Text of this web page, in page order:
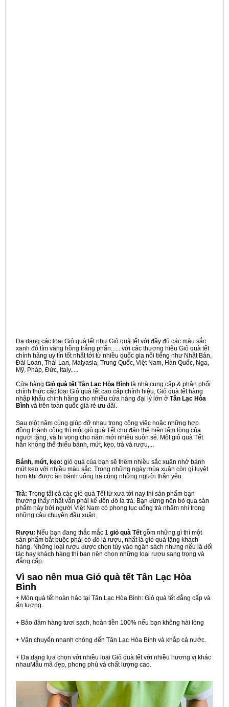
Đa dạng các loại Giỏ quà tết như Giỏ quà tết với đầy đủ các màu sắc
xanh đỏ tím vàng hồng trắng phấn...... với các thương hiệu Giỏ quà tết
chính hãng uy tín tốt nhất tới từ nhiều quốc gia nổi tiếng như Nhật Bản,
Đài Loan, Thái Lan, Malyasia, Trung Quốc, Việt Nam, Hàn Quốc, Nga,
Mỹ, Pháp, Đức, Italy.....
Cửa hàng Giỏ quà tết Tân Lạc Hòa Bình là nhà cung cấp & phân phối
chính thức các loại Giỏ quà tết cao cấp chính hiệu, Giỏ quà tết hàng
nhập khẩu chính hãng cho nhiều cửa hàng đại lý lớn ở Tân Lạc Hòa
Bình và trên toàn quốc giá rẻ ưu đãi.
Sau một năm cùng giúp đỡ nhau trong công việc hoặc những hợp
đồng thành công thì một giỏ quà Tết chu đáo thể hiện tấm lòng của
người tặng, và hi vọng cho năm mới nhiều suôn sẻ. Một giỏ quà Tết
hẳn không thể thiếu bánh, mứt, kẹo, trà và rượu,...
Bánh, mứt, kẹo: giỏ quà của bạn sẽ thêm nhiều sắc xuân nhờ bánh
mứt kẹo với nhiều màu sắc. Trong những ngày mùa xuân còn gì tuyệt
hơn khi được ăn bánh uống trà cùng những người thân yêu.
Trà: Trong tất cả các giỏ quà Tết từ xưa tới nay thì sản phẩm bạn
thường thấy nhất vẫn phải kể đến đó là trà. Bạn đừng nên bỏ qua sản
phẩm này bởi người Việt Nam có phong tục uống trà nhâm nhi trong
những câu chuyện đầu xuân.
Rượu: Nếu bạn đang thắc mắc 1 giỏ quà Tết gồm những gì thì một
sản phẩm bắt buộc phải có đó là rượu, nhất là giỏ quà tặng khách
hàng. Những loại rượu được chọn tùy vào ngân sách nhưng nếu là đối
tác hay khách hàng thì bạn nên chọn những loại rượu sang trọng và
đẳng cấp.
Vì sao nên mua Giỏ quà tết Tân Lạc Hòa
Bình
+ Món quà tết hoàn hảo tại Tân Lạc Hòa Bình: Giỏ quà tết đẳng cấp và
ấn tượng.
+ Bảo đảm hàng tươi sạch, hoàn tiền 100% nếu bạn không hài lòng
+ Vận chuyển nhanh chóng đến Tân Lạc Hòa Bình và khắp cả nước.
+ Đa dạng lựa chọn với nhiều loại Giỏ quà tết với nhiều hương vị khác
nhauMẫu mã đẹp, phong phú và chất lượng cao.